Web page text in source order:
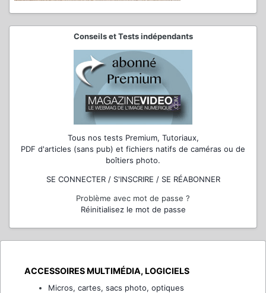
Conseils et Tests indépendants
Tous nos tests Premium, Tutoriaux,
PDF d'articles (sans pub) et fichiers natifs de caméras ou de
boîtiers photo.
SE CONNECTER / S'INSCRIRE / SE RÉABONNER
Problème avec mot de passe ?
Réinitialisez le mot de passe
ACCESSOIRES MULTIMÉDIA, LOGICIELS
Micros, cartes, sacs photo, optiques